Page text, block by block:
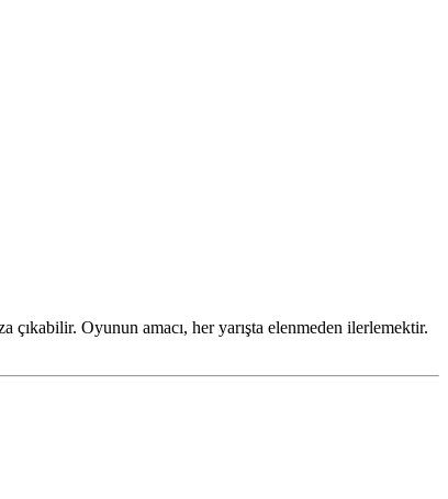
Oyunun amacı, her yarışta elenmeden ilerlemektir.